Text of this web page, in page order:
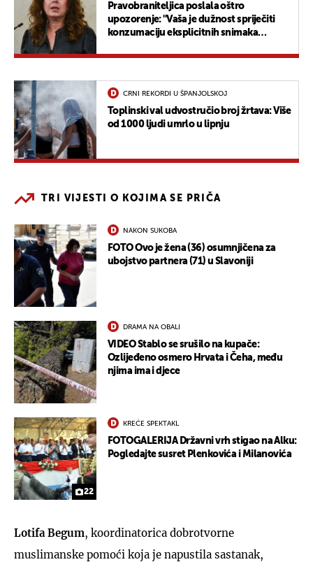
Pravobraniteljica poslala oštro
upozorenje: ''Vaša je dužnost spriječiti
konzumaciju eksplicitnih snimaka
CRNI REKORDI U ŠPANJOLSKOJ
Toplinski val udvostručio broj žrtava: Više
od 1000 ljudi umrlo u lipnju
TRI VIJESTI O KOJIMA SE PRIČA
NAKON SUKOBA
FOTO Ovo je žena (36) osumnjičena za
ubojstvo partnera (71) u Slavoniji
DRAMA NA OBALI
VIDEO Stablo se srušilo na kupače:
Ozlijeđeno osmero Hrvata i Čeha, među
njima ima i djece
22
KREĆE SPEKTAKL
FOTOGALERIJA Državni vrh stigao na Alku:
Pogledajte susret Plenkovića i Milanovića
Lotifa Begum, koordinatorica dobrotvorne
muslimanske pomoći koja je napustila sastanak,